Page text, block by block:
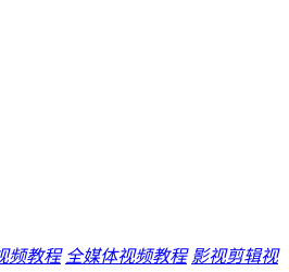
频教程 全媒体视频教程 影视剪辑视